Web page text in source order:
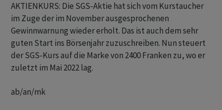
AKTIENKURS: Die SGS-Aktie hat sich vom Kurstaucher
im Zuge der im November ausgesprochenen
Gewinnwarnung wieder erholt. Das ist auch dem sehr
guten Start ins Börsenjahr zuzuschreiben. Nun steuert
der SGS-Kurs auf die Marke von 2400 Franken zu, wo er
zuletzt im Mai 2022 lag.
ab/an/mk